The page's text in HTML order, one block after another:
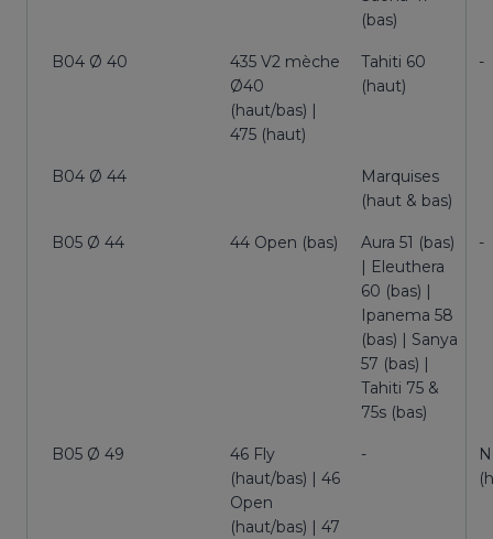
(bas)
B04 Ø 40
435 V2 mèche
Ø40
(haut/bas) |
475 (haut)
Tahiti 60
(haut)
-
B04 Ø 44
Marquises
(haut & bas)
B05 Ø 44 44 Open (bas)
Aura 51 (bas)
| Eleuthera
60 (bas) |
Ipanema 58
(bas) | Sanya
57 (bas) |
Tahiti 75 &
75s (bas)
-
B05 Ø 49
46 Fly
(haut/bas) | 46
Open
(haut/bas) | 47
-